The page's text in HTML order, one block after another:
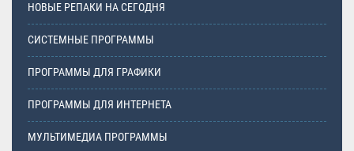
НОВЫЕ РЕПАКИ НА СЕГОДНЯ
СИСТЕМНЫЕ ПРОГРАММЫ
ПРОГРАММЫ ДЛЯ ГРАФИКИ
ПРОГРАММЫ ДЛЯ ИНТЕРНЕТА
МУЛЬТИМЕДИА ПРОГРАММЫ